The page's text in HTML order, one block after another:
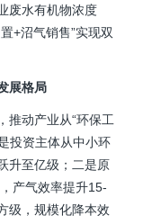
废水有机物浓度
+沼气销售”实现双
展格局
推动产业从“环保工
投资主体从中小环
升至亿级；二是原
产气效率提升15-
级，规模化降本效